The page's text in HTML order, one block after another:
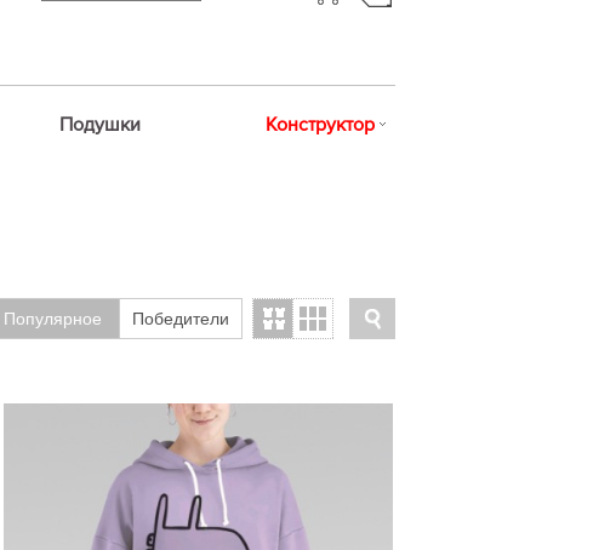
Подушки Конструктор
Популярное Победители